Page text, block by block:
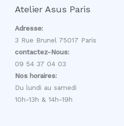
Atelier Asus Paris
Adresse:
3 Rue Brunel 75017 Paris
contactez-Nous:
09 54 37 04 03
Nos horaires:
Du lundi au samedi
10h-13h & 14h-19h